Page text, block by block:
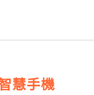
慧手機